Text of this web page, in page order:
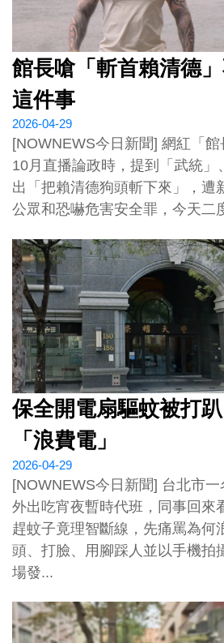
館長嗆「斬首賴清德
這件事
2026-04-29
[NOWNEWS今日新聞] 網紅「
10月直播論政時，提到「武統」
出「把賴清德狗頭斬下來」，遭
公眾和恐嚇危害安全罪，今天二
保全開電扇驅蚊被打
「浪費電」
2026-04-29
[NOWNEWS今日新聞] 台北市
外出吃宵夜暫時代班，同事回來
趕蚊子竟理智斷線，先痛罵為何
頭、打臉、用腳踩人並以手機拍
場發...